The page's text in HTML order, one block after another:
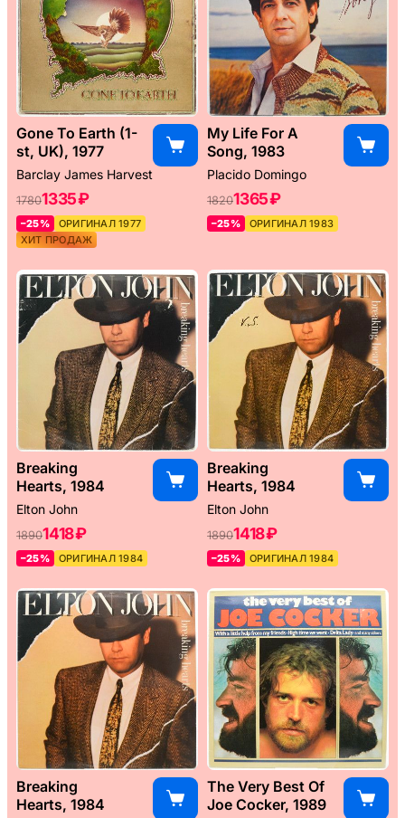
Gone To Earth (1-
st, UK), 1977
Barclay James Harvest
17801335 ₽
–25%
ОРИГИНАЛ 1977
ХИТ ПРОДАЖ
My Life For A
Song, 1983
Placido Domingo
18201365 ₽
–25% ОРИГИНАЛ 1983
Breaking
Hearts, 1984
Elton John
18901418 ₽
–25% ОРИГИНАЛ 1984
Breaking
Hearts, 1984
Elton John
18901418 ₽
–25% ОРИГИНАЛ 1984
Breaking
Hearts, 1984
The Very Best Of
Joe Cocker, 1989